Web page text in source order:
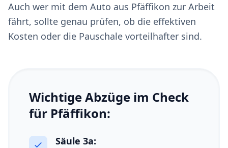
Auch wer mit dem Auto aus Pfäffikon zur Arbeit
fährt, sollte genau prüfen, ob die effektiven
Kosten oder die Pauschale vorteilhafter sind.
Wichtige Abzüge im Check
für Pfäffikon:
Säule 3a: